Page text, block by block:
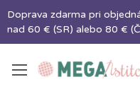
Doprava zdarma pri
nad 60 € (SR) alebo 80 €